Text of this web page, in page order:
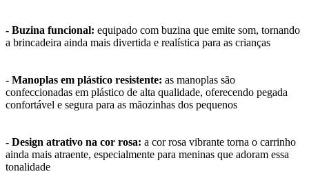
- Buzina funcional: equipado com buzina que emite som, tornando
a brincadeira ainda mais divertida e realística para as crianças
- Manoplas em plástico resistente: as manoplas são
confeccionadas em plástico de alta qualidade, oferecendo pegada
confortável e segura para as mãozinhas dos pequenos
- Design atrativo na cor rosa: a cor rosa vibrante torna o carrinho
ainda mais atraente, especialmente para meninas que adoram essa
tonalidade